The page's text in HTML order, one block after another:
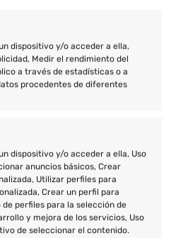
dispositivo y/o acceder a ella,
Medir el rendimiento del
a través de estadísticas o a
procedentes de diferentes
dispositivo y/o acceder a ella, Uso
anuncios básicos, Crear
Utilizar perfiles para
Crear un perfil para
perfiles para la selección de
y mejora de los servicios, Uso
de seleccionar el contenido.